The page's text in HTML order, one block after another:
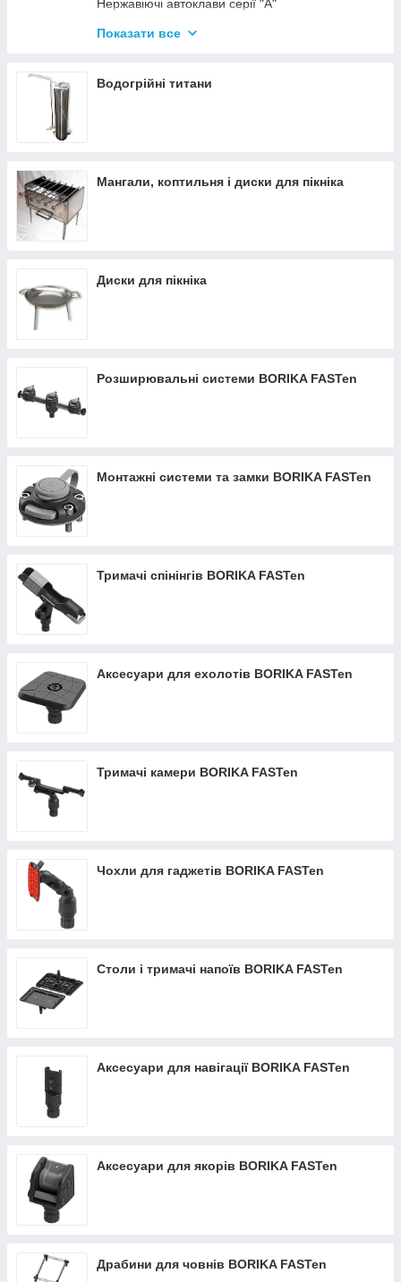
Нержавіючі автоклави серії "А"
Промислові автоклави
Комплектуючі для автоклавів
Показати все
Водогрійні титани
Мангали, коптильня і диски для пікніка
Диски для пікніка
Розширювальні системи BORIKA FASTen
Монтажні системи та замки BORIKA FASTen
Тримачі спінінгів BORIKA FASTen
Аксесуари для ехолотів BORIKA FASTen
Тримачі камери BORIKA FASTen
Чохли для гаджетів BORIKA FASTen
Столи і тримачі напоїв BORIKA FASTen
Аксесуари для навігації BORIKA FASTen
Аксесуари для якорів BORIKA FASTen
Драбини для човнів BORIKA FASTen